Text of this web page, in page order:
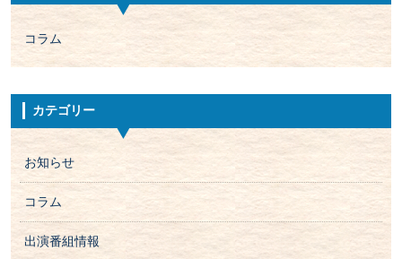
コラム
カテゴリー
お知らせ
コラム
出演番組情報